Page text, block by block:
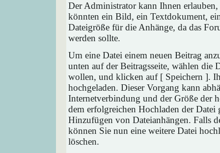
Der Administrator kann Ihnen
könnten ein Bild, ein Textdokument,
Dateigröße für die Anhänge, da das
werden sollte.
Um eine Datei einem neuen Beitrag
unten auf der Beitragsseite, wählen
wollen, und klicken auf [ Speichern ].
hochgeladen. Dieser Vorgang kann
Internetverbindung und der Größe der
dem erfolgreichen Hochladen der
Hinzufügen von Dateianhängen. Falls
können Sie nun eine weitere Datei
löschen.